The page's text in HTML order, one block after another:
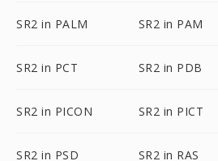
SR2 in PALM SR2 in PAM
SR2 in PCT SR2 in PDB
SR2 in PICON SR2 in PICT
SR2 in PSD SR2 in RAS